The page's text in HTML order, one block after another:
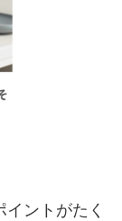
ントがたく